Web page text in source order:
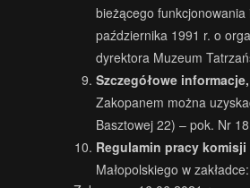
bieżącego
października 1991 r. o
dyrektora Muzeum
Szczegółowe informacje,
Zakopanem można
Basztowej 22) – pok. Nr
Regulamin pracy
Małopolskiego w